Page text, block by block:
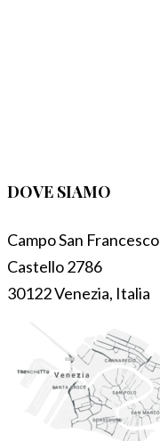
DOVE SIAMO
Campo San Francesco
Castello 2786
30122 Venezia, Italia